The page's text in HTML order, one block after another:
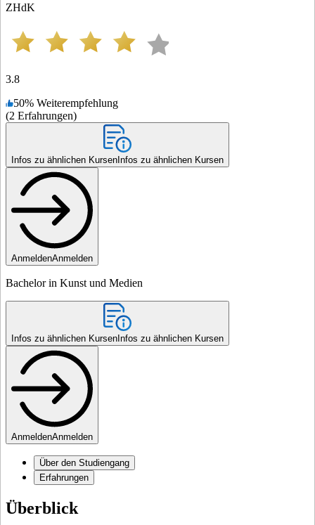
ZHdK
3.8
50% Weiterempfehlung
(2 Erfahrungen)
Infos zu ähnlichen Kursen Infos zu ähnlichen Kursen
AnmeldenAnmelden
Bachelor in Kunst und Medien
Infos zu ähnlichen Kursen Infos zu ähnlichen Kursen
AnmeldenAnmelden
Über den Studiengang
Erfahrungen
Überblick